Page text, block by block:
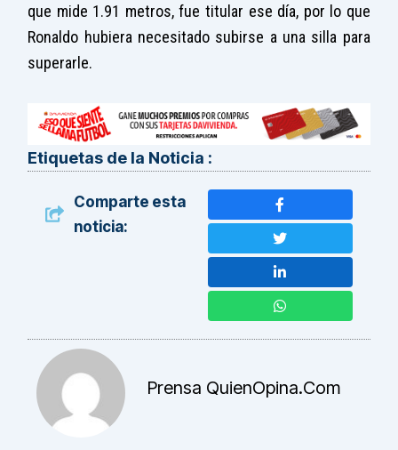
que mide 1.91 metros, fue titular ese día, por lo que
Ronaldo hubiera necesitado subirse a una silla para
superarle.
Etiquetas de la Noticia :
Comparte esta
noticia:
Prensa QuienOpina.com